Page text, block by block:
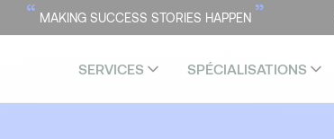
“ MAKING SUCCESS STORIES HAPPEN ”
SERVICES SPÉCIALISATIONS